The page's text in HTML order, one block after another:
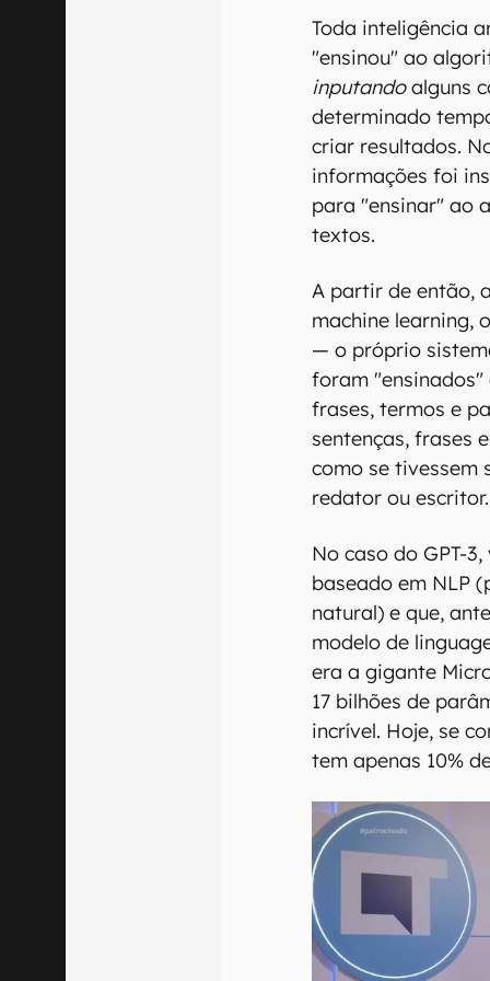
Toda inteligência
"ensinou" ao
inputandoalguns
determinado
criar resultados.
informações foi
para "ensinar" ao
textos.
A partir de então,
machine learning,
— o próprio
foram
frases, termos e
sentenças, frases
como se tivessem
redator ou escritor.
No caso do GPT-
baseado em NLP
natural) e que,
modelo de
era a gigante
17 bilhões de
incrível. Hoje, se
tem apenas 10%